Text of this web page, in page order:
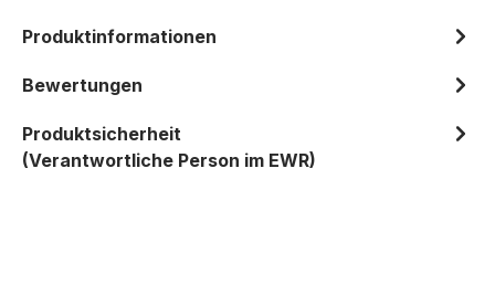
Produktinformationen
Bewertungen
Produktsicherheit
(Verantwortliche Person im EWR)